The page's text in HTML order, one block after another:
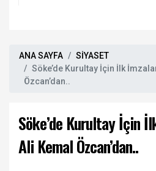
ANA SAYFA
SİYASET
Söke’de Kurultay İçin İlk
Özcan’dan..
Söke’de Kurultay İçin
Ali Kemal Özcan’dan..